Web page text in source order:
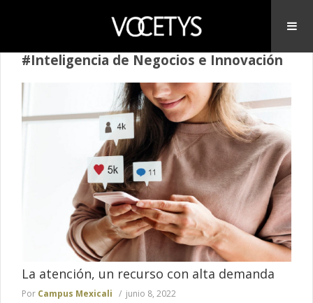
#Inteligencia de Negocios e Innovación
La atención, un recurso con alta demanda
Por Campus Mexicali junio 8, 2022